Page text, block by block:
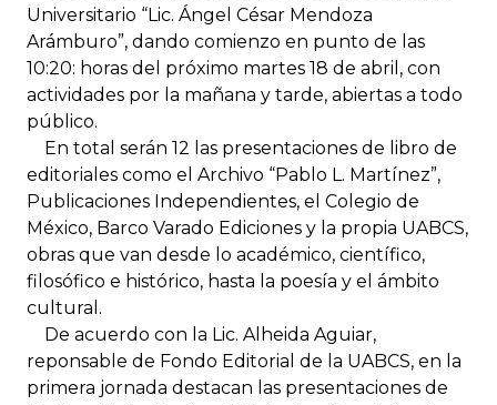
Universitario “Lic. Ángel César Mendoza
Arámburo”, dando comienzo en punto de las
10:20: horas del próximo martes 18 de abril, con
actividades por la mañana y tarde, abiertas a todo
público.
En total serán 12 las presentaciones de libro de
editoriales como el Archivo “Pablo L. Martínez”,
Publicaciones Independientes, el Colegio de
México, Barco Varado Ediciones y la propia UABCS,
obras que van desde lo académico, científico,
filosófico e histórico, hasta la poesía y el ámbito
cultural.
De acuerdo con la Lic. Alheida Aguiar,
reponsable de Fondo Editorial de la UABCS, en la
primera jornada destacan las presentaciones de